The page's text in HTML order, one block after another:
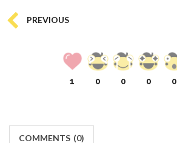
PREVIOUS
1 0 0 0 0
COMMENTS (0)